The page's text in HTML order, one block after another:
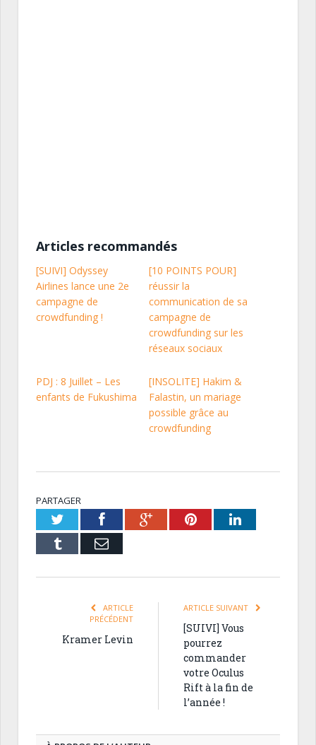
Articles recommandés
[SUIVI] Odyssey
Airlines lance une 2e
campagne de
crowdfunding !
[10 POINTS POUR]
réussir la
communication de sa
campagne de
crowdfunding sur les
réseaux sociaux
PDJ : 8 Juillet – Les
enfants de Fukushima
[INSOLITE] Hakim &
Falastin, un mariage
possible grâce au
crowdfunding
PARTAGER
TwitterFacebookGoogle+PinterestLinkedIn
Tumblr Email
ARTICLE
PRÉCÉDENT
Kramer Levin
ARTICLE SUIVANT
[SUIVI] Vous
pourrez
commander
votre Oculus
Rift à la fin de
l’année !